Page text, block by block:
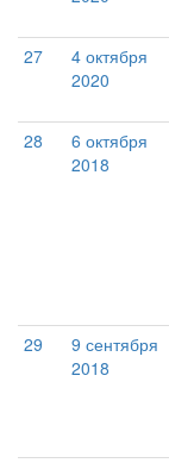
27
4 октября
2020
28
6 октября
2018
29
9 сентября
2018